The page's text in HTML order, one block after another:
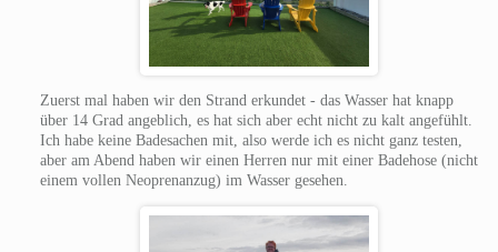
Zuerst mal haben wir den Strand erkundet - das Wasser hat knapp
über 14 Grad angeblich, es hat sich aber echt nicht zu kalt angefühlt.
Ich habe keine Badesachen mit, also werde ich es nicht ganz testen,
aber am Abend haben wir einen Herren nur mit einer Badehose (nicht
einem vollen Neoprenanzug) im Wasser gesehen.